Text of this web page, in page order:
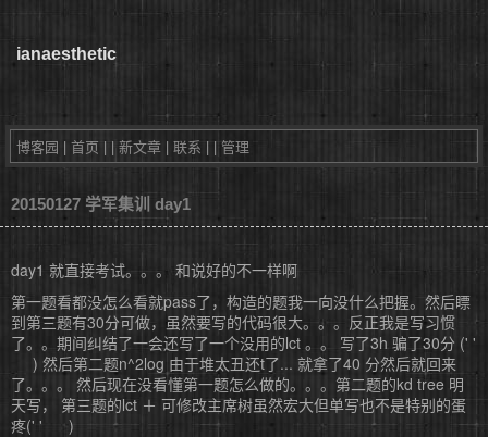
ianaesthetic
博客园 | 首页 | | 新文章 | 联系 | | 管理
20150127 学军集训 day1
day1 就直接考试。。。 和说好的不一样啊
第一题看都没怎么看就pass了，构造的题我一向没什么把握。然后瞟
到第三题有30分可做，虽然要写的代码很大。。。反正我是写习惯
了。。期间纠结了一会还写了一个没用的lct 。。 写了3h 骗了30分 (' '
) 然后第二题n^2log 由于堆太丑还t了... 就拿了40 分然后就回来
了。。。 然后现在没看懂第一题怎么做的。。。第二题的kd tree 明
天写， 第三题的lct ＋ 可修改主席树虽然宏大但单写也不是特别的蛋
疼(' ' )